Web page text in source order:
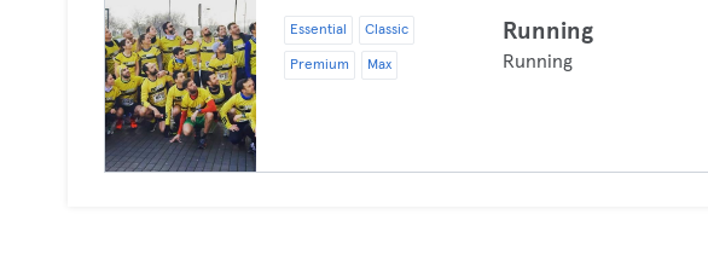
Essential Classic
Premium Max
Running
Running